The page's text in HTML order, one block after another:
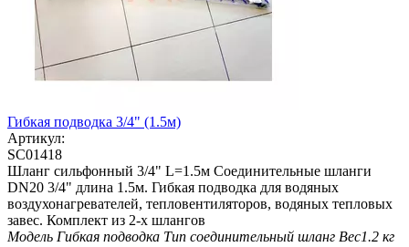
Гибкая подводка 3/4" (1.5м)
Артикул:
SC01418
Шланг сильфонный 3/4" L=1.5м Соединительные шланги
DN20 3/4" длина 1.5м. Гибкая подводка для водяных
воздухонагревателей, тепловентиляторов, водяных тепловых
завес. Комплект из 2-х шлангов
Модель Гибкая подводка Тип соединительный шланг Вес1.2 кг